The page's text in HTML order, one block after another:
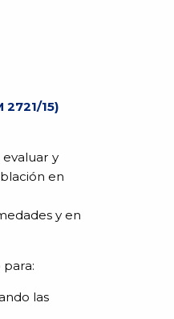
15)
y
en
y en
las